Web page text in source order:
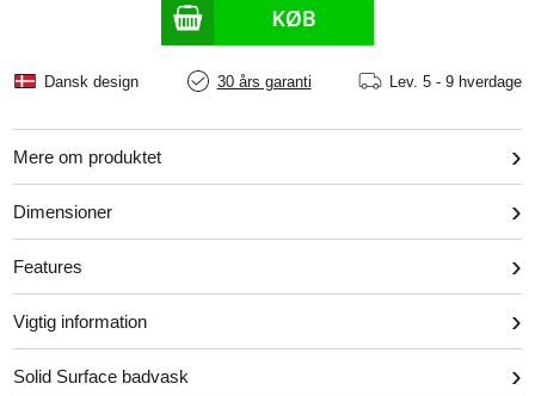
Dansk design 30 års garanti Lev. 5 - 9 hverdage
Mere om produktet ›
Dimensioner ›
Features ›
Vigtig information ›
Solid Surface badvask ›